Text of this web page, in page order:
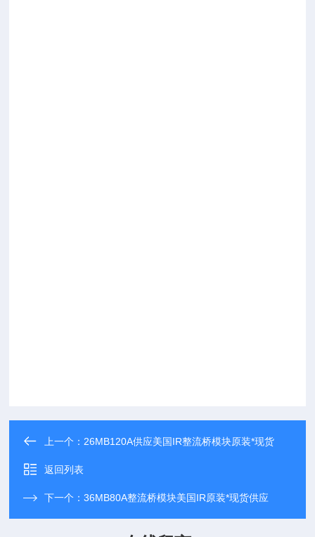
上一个： 26MB120A供应美国IR整流桥模块原装*现货
返回列表
下一个：36MB80A整流桥模块美国IR原装*现货供应